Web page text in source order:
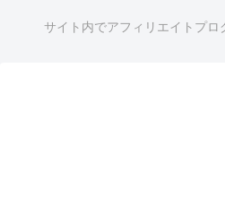
サイト内でアフィリエイトプロ